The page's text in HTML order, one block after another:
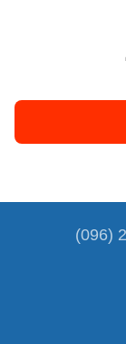
(096)